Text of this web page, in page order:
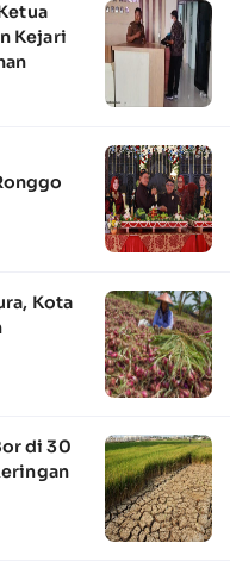
Kejari
Kota
di 30